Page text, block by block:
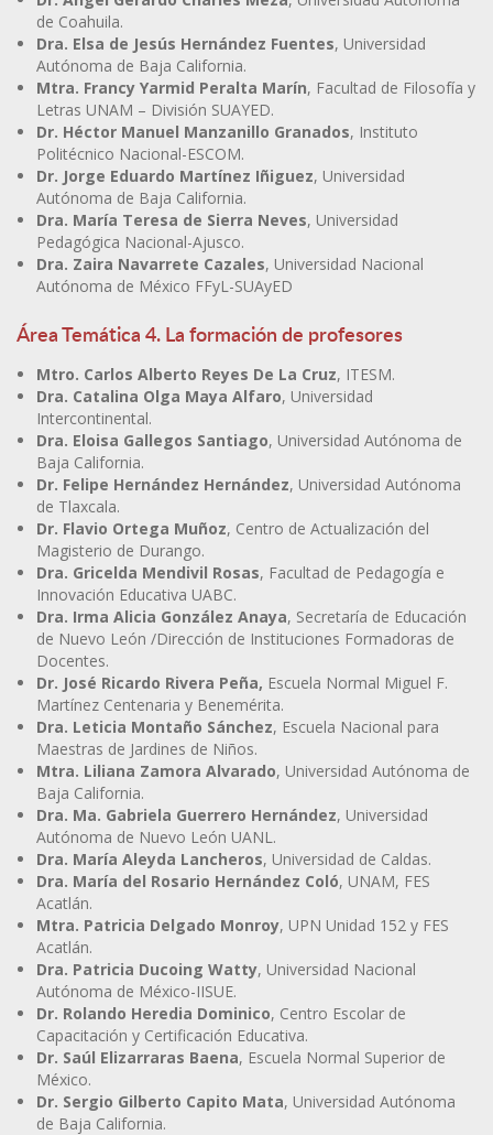
de Coahuila.
Dra. Elsa de Jesús Hernández Fuentes, Universidad
Autónoma de Baja California.
Mtra. Francy Yarmid Peralta Marín, Facultad de Filosofía y
Letras UNAM – División SUAYED.
Dr. Héctor Manuel Manzanillo Granados, Instituto
Politécnico Nacional-ESCOM.
Dr. Jorge Eduardo Martínez Iñiguez, Universidad
Autónoma de Baja California.
Dra. María Teresa de Sierra Neves, Universidad
Pedagógica Nacional-Ajusco.
Dra. Zaira Navarrete Cazales, Universidad Nacional
Autónoma de México FFyL-SUAyED
Área Temática 4. La formación de profesores
Mtro. Carlos Alberto Reyes De La Cruz, ITESM.
Dra. Catalina Olga Maya Alfaro, Universidad
Intercontinental.
Dra. Eloisa Gallegos Santiago, Universidad Autónoma de
Baja California.
Dr. Felipe Hernández Hernández, Universidad Autónoma
de Tlaxcala.
Dr. Flavio Ortega Muñoz, Centro de Actualización del
Magisterio de Durango.
Dra. Gricelda Mendivil Rosas, Facultad de Pedagogía e
Innovación Educativa UABC.
Dra. Irma Alicia González Anaya, Secretaría de Educación
de Nuevo León /Dirección de Instituciones Formadoras de
Docentes.
Dr. José Ricardo Rivera Peña, Escuela Normal Miguel F.
Martínez Centenaria y Benemérita.
Dra. Leticia Montaño Sánchez, Escuela Nacional para
Maestras de Jardines de Niños.
Mtra. Liliana Zamora Alvarado, Universidad Autónoma de
Baja California.
Dra. Ma. Gabriela Guerrero Hernández, Universidad
Autónoma de Nuevo León UANL.
Dra. María Aleyda Lancheros, Universidad de Caldas.
Dra. María del Rosario Hernández Coló, UNAM, FES
Acatlán.
Mtra. Patricia Delgado Monroy, UPN Unidad 152 y FES
Acatlán.
Dra. Patricia Ducoing Watty, Universidad Nacional
Autónoma de México-IISUE.
Dr. Rolando Heredia Dominico, Centro Escolar de
Capacitación y Certificación Educativa.
Dr. Saúl Elizarraras Baena, Escuela Normal Superior de
México.
Dr. Sergio Gilberto Capito Mata, Universidad Autónoma
de Baja California.